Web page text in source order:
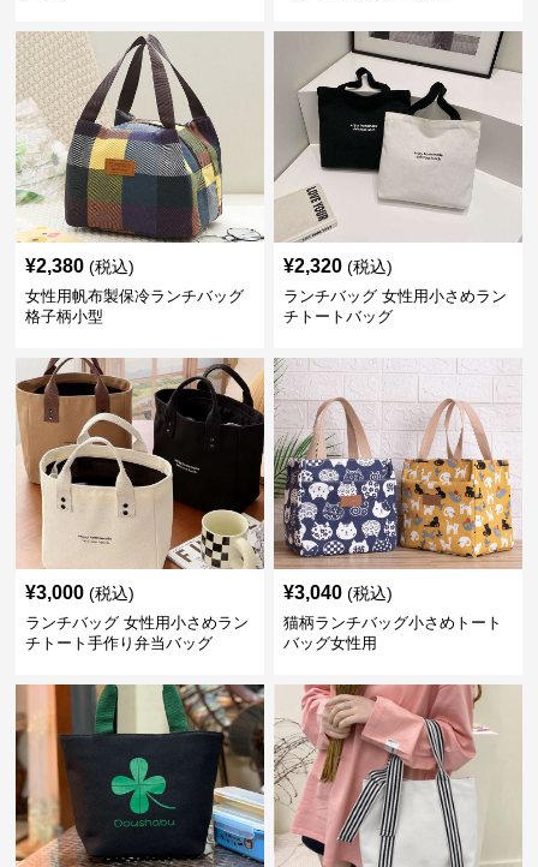
¥2,380 (税込)
女性用帆布製保冷ランチバッグ
格子柄小型
¥2,320 (税込)
ランチバッグ 女性用小さめラン
チトートバッグ
¥3,000 (税込)
ランチバッグ 女性用小さめラン
チトート手作り弁当バッグ
¥3,040 (税込)
猫柄ランチバッグ小さめトート
バッグ女性用